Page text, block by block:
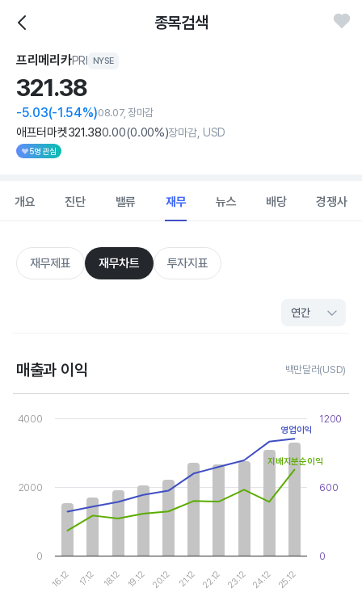
종목검색
프리메리카PRI NYSE
321.38
-5.03(-1.54%)08.07, 장마감
애프터마켓321.380.00(0.00%)장마감, USD
5명 관심
개요 진단 밸류 재무 뉴스 배당 경쟁사
재무제표 재무차트 투자지표
매출과 이익 백만달러(USD)
Chart
View as data table, Chart
The chart has 2 Y axes displaying values, and values.
16.12 17.12 18.12 19.12 20.12 21.12 22.12 23.12 24.12 25.12
0
2000
4000
0
600
1200
영업이익
지배지분순이익